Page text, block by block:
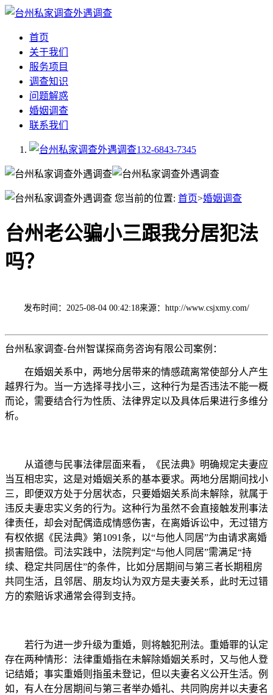
首页
关于我们
服务项目
调查知识
问题解惑
婚姻调查
联系我们
132-6843-7345
您当前的位置: 首页>婚姻调查
台州老公骗小三跟我分居犯法
吗？
发布时间：2025-08-04 00:42:18来源：http://www.csjxmy.com/
台州私家调查-台州智谋探商务咨询有限公司案例：
在婚姻关系中，两地分居带来的情感疏离常使部分人产生
越界行为。当一方选择寻找小三，这种行为是否违法不能一概
而论，需要结合行为性质、法律界定以及具体后果进行多维分
析。
从道德与民事法律层面来看，《民法典》明确规定夫妻应
当互相忠实，这是对婚姻关系的基本要求。两地分居期间找小
三，即便双方处于分居状态，只要婚姻关系尚未解除，就属于
违反夫妻忠实义务的行为。这种行为虽然不会直接触发刑事法
律责任，却会对配偶造成情感伤害，在离婚诉讼中，无过错方
有权依据《民法典》第1091条，以“与他人同居”为由请求离婚
损害赔偿。司法实践中，法院判定“与他人同居”需满足“持
续、稳定共同居住”的条件，比如分居期间与第三者长期租房
共同生活，且邻居、朋友均认为双方是夫妻关系，此时无过错
方的索赔诉求通常会得到支持。
若行为进一步升级为重婚，则将触犯刑法。重婚罪的认定
存在两种情形：法律重婚指在未解除婚姻关系时，又与他人登
记结婚；事实重婚则指虽未登记，但以夫妻名义公开生活。例
如，有人在分居期间与第三者举办婚礼、共同购房并以夫妻名